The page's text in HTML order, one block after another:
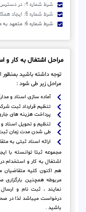
شرط شماره 4: در دسترس بودن متقاضی
شرط شماره 5: ایجاد همکاری لازم در طی فرایند ثبت
شرط شماره 6: متعهد به مفاد قرارداد منعقده
مراحل اشتغال به کار و
توجه داشته باشید بمنظور
مراحل زیر طی شود :
آماده سازی اسناد و
تنظیم قرارداد ثبت
پرداخت هزینه های
تنظیم و تحویل اسناد
طی شدن مدت زمان
ارائه اسناد ثبتی به
مجموعه ثبتا توانسته با
اشتغال به کار و استخدام در
هم اکنون کلیه متقاضیان
مربوطه همچنین
نمایند ، ثبت نام و
درخواست میباشد لذا در
باشید .